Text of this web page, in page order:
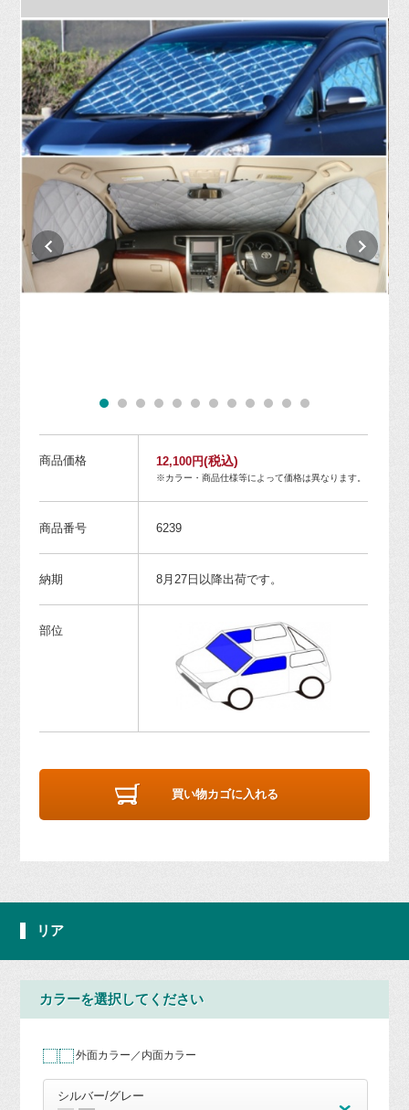
商品価格 12,100円(税込)
※カラー・商品仕様等によって価格は異なります。
商品番号 6239
納期 8月27日以降出荷です。
部位
買い物カゴに入れる
リア
カラーを選択してください
外面カラー／内面カラー
シルバー/グレー